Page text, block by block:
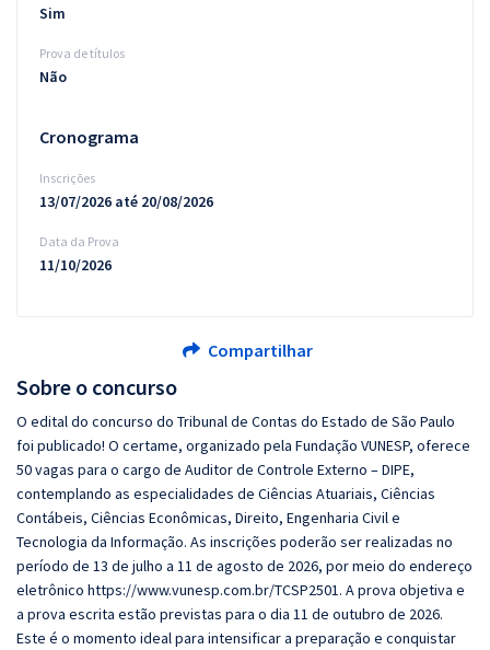
Sobre o concurso
O edital do concurso do Tribunal de Contas do Estado de São Paulo
foi publicado! O certame, organizado pela Fundação VUNESP, oferece
50 vagas para o cargo de Auditor de Controle Externo – DIPE,
contemplando as especialidades de Ciências Atuariais, Ciências
Contábeis, Ciências Econômicas, Direito, Engenharia Civil e
Tecnologia da Informação. As inscrições poderão ser realizadas no
período de 13 de julho a 11 de agosto de 2026, por meio do endereço
eletrônico https://www.vunesp.com.br/TCSP2501. A prova objetiva e
a prova escrita estão previstas para o dia 11 de outubro de 2026.
Este é o momento ideal para intensificar a preparação e conquistar
Sim
Prova de títulos
Não
Cronograma
Inscrições
13/07/2026 até 20/08/2026
Data da Prova
11/10/2026
Compartilhar